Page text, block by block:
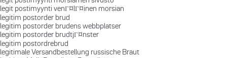
legit postimyynti venГ¤lГ¤inen morsian
legitim postorder brud
legitim postorder brudens webbplatser
legitim postorder brudtjГ¤nster
legitim postordrebrud
legitimale Versandbestellung russische Braut